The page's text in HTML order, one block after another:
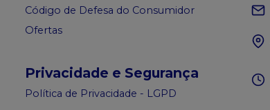
Código de Defesa do Consumidor
Ofertas
Privacidade e Segurança
Política de Privacidade - LGPD